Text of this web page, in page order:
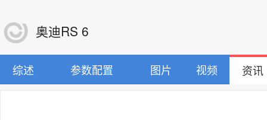
奥迪RS 6
综述 参数配置 图片 视频 资讯